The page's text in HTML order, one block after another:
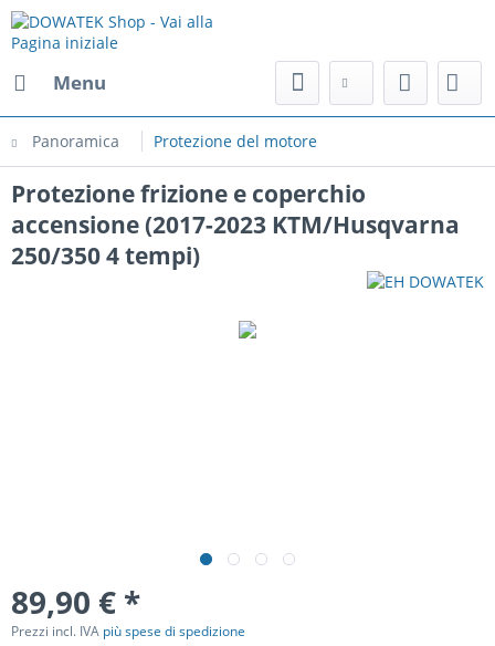
Menu
Panoramica Protezione del motore
Protezione frizione e coperchio
accensione (2017-2023 KTM/Husqvarna
250/350 4 tempi)
89,90 € *
Prezzi incl. IVA più spese di spedizione